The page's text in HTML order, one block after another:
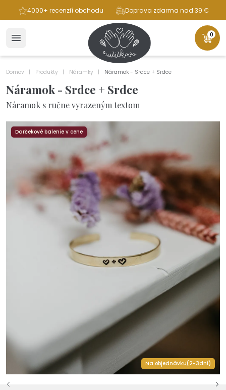
4000+ recenzií obchodu Doprava zdarma nad 39 €
0
Domov Produkty Náramky Náramok - Srdce + Srdce
Náramok - Srdce + Srdce
Náramok s ručne vyrazeným textom
Darčekové balenie v cene
Na objednávku(2-3dni)